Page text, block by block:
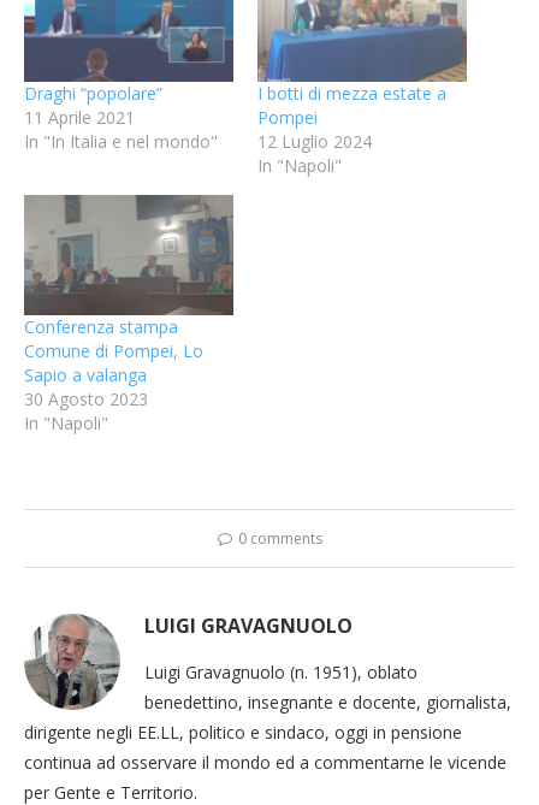
Draghi “popolare”
11 Aprile 2021
In "In Italia e nel mondo"
I botti di mezza estate a
Pompei
12 Luglio 2024
In "Napoli"
Conferenza stampa
Comune di Pompei, Lo
Sapio a valanga
30 Agosto 2023
In "Napoli"
0 comments
LUIGI GRAVAGNUOLO
Luigi Gravagnuolo (n. 1951), oblato
benedettino, insegnante e docente, giornalista,
dirigente negli EE.LL, politico e sindaco, oggi in pensione
continua ad osservare il mondo ed a commentarne le vicende
per Gente e Territorio.